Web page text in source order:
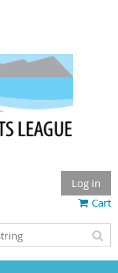
Log in
Cart